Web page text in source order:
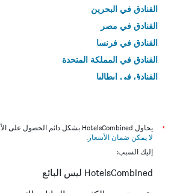
الفنادق في البحرين
الفنادق في مصر
الفنادق في فرنسا
الفنادق في المملكة المتحدة
الفنادق في إيطاليا
*
يحاول HotelsCombined بشكل دائم الحصول على الأسعار الدقيقة، ولكن
لا يمكن ضمان الأسعار .
إليك السبب:
HotelsCombined ليس البائع